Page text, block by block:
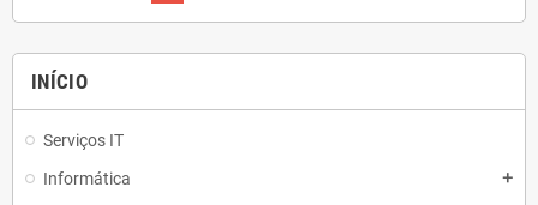
INÍCIO
Serviços IT
Informática
add